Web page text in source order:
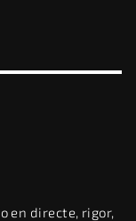
en directe, rigor,